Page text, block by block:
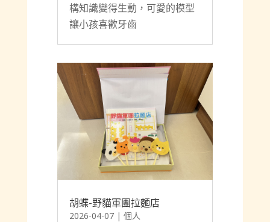
構知識變得生動，可愛的模型
讓小孩喜歡牙齒
胡蝶-野貓軍團拉麵店
2026-04-07| 個人